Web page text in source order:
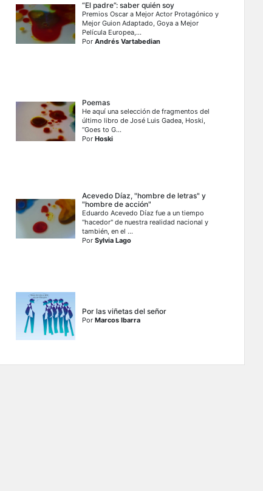
“El padre”: saber quién soy
Premios Oscar a Mejor Actor Protagónico y
Mejor Guion Adaptado, Goya a Mejor
Película Europea,...
PorAndrés Vartabedian
Poemas
He aquí una selección de fragmentos del
último libro de José Luis Gadea, Hoski,
“Goes to G...
PorHoski
Acevedo Díaz, "hombre de letras" y
"hombre de acción"
Eduardo Acevedo Díaz fue a un tiempo
"hacedor'' de nuestra realidad nacional y
también, en el ...
PorSylvia Lago
Por las viñetas del señor
PorMarcos Ibarra